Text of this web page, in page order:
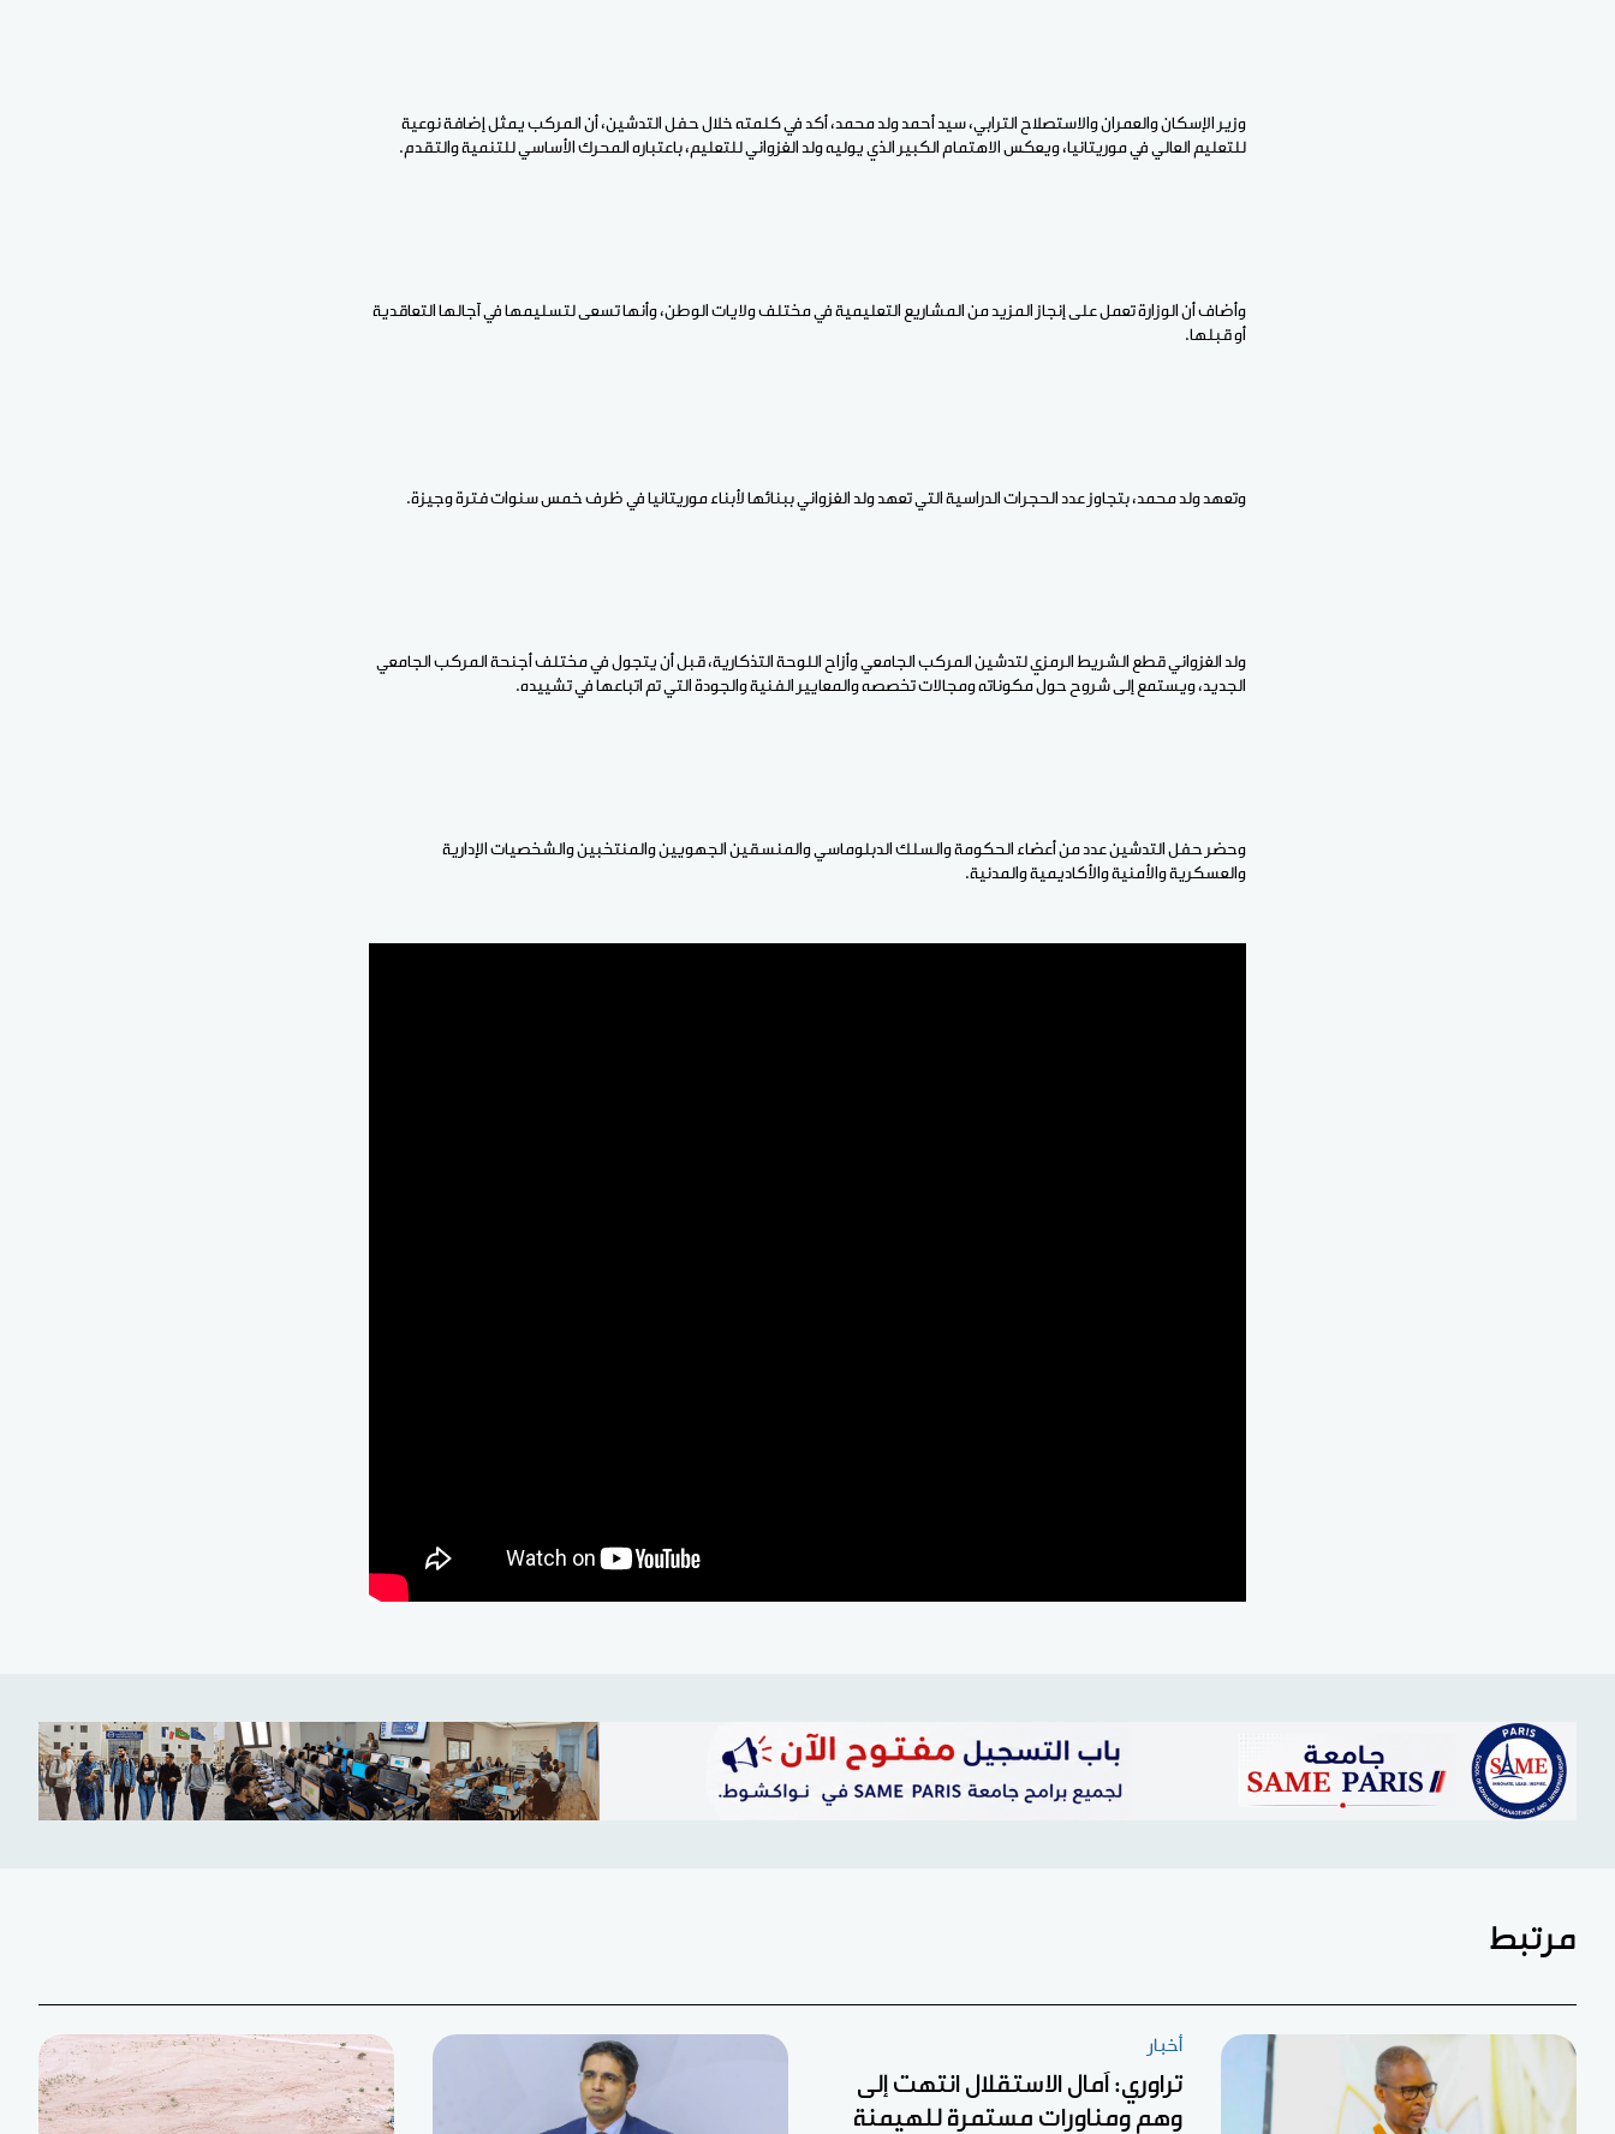
وزير الإسكان والعمران والاستصلاح الترابي، سيد أحمد ولد محمد، أكد في كلمته خلال حفل التدشين، أن المركب يمثل إضافة نوعية
للتعليم العالي في موريتانيا، ويعكس الاهتمام الكبير الذي يوليه ولد الغزواني للتعليم، باعتباره المحرك الأساسي للتنمية والتقدم.
وأضاف أن الوزارة تعمل على إنجاز المزيد من المشاريع التعليمية في مختلف ولايات الوطن، وأنها تسعى لتسليمها في آجالها التعاقدية
أو قبلها.
وتعهد ولد محمد، بتجاوز عدد الحجرات الدراسية التي تعهد ولد الغزواني ببنائها لأبناء موريتانيا في ظرف خمس سنوات فترة وجيزة.
ولد الغزواني قطع الشريط الرمزي لتدشين المركب الجامعي وأزاح اللوحة التذكارية، قبل أن يتجول في مختلف أجنحة المركب الجامعي
الجديد، ويستمع إلى شروح حول مكوناته ومجالات تخصصه والمعايير الفنية والجودة التي تم اتباعها في تشييده.
وحضر حفل التدشين عدد من أعضاء الحكومة والسلك الدبلوماسي والمنسقين الجهويين والمنتخبين والشخصيات الإدارية
والعسكرية والأمنية والأكاديمية والمدنية.
مرتبط
أخبار
تراوري: آمال الاستقلال انتهت إلى
وهم ومناورات مستمرة للهيمنة